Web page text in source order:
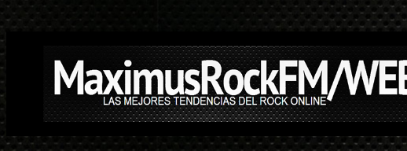
Saltar
contenido